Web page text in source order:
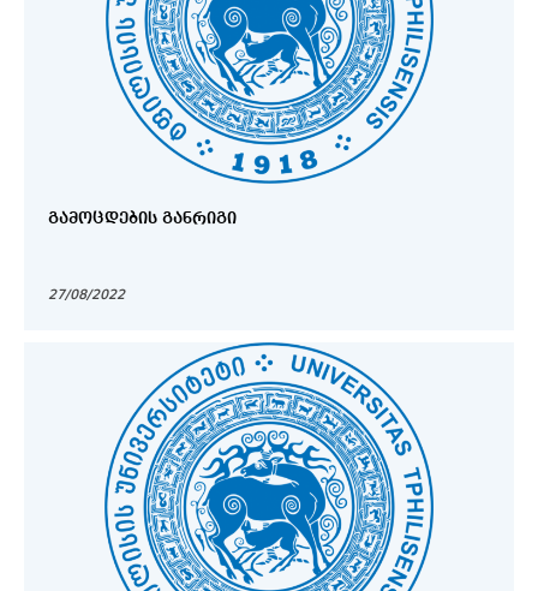
ᲒᲐᲛᲝᲪᲓᲔᲑᲘᲡ ᲒᲐᲜᲠᲘᲒᲘ
27/08/2022